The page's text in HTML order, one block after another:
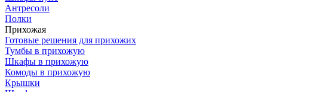
Антресоли
Полки
Прихожая
Готовые решения для прихожих
Тумбы в прихожую
Шкафы в прихожую
Комоды в прихожую
Крышки